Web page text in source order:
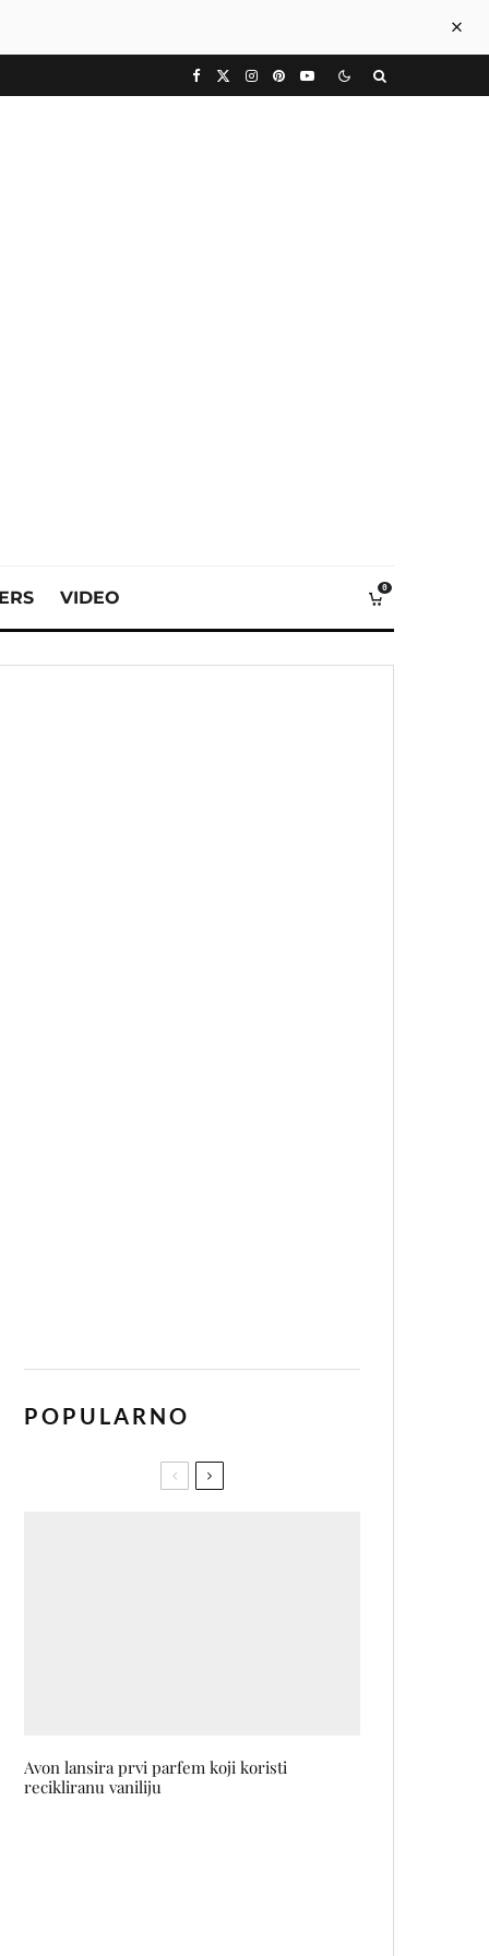
VIDEO 0
POPULARNO
Avon lansira prvi parfem koji koristi
recikliranu vaniliju